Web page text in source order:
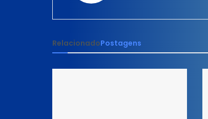
RelacionadoPostagens